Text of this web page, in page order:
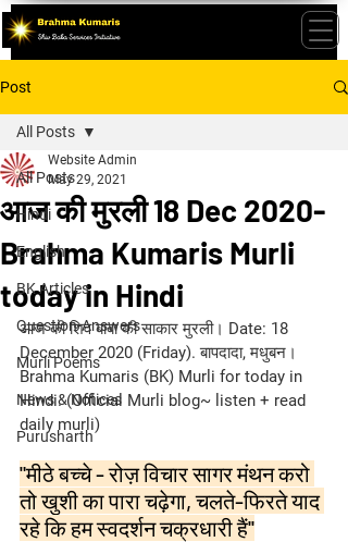
Post
All Posts
Hindi
English
BK Articles
Question-Answers
Murli Poems
News & Notices
Purusharth
All Posts
आज की मुरली 18 Dec 2020-
Brahma Kumaris Murli
today in Hindi
Website Admin
May 29, 2021
आज की शिव बाबा की साकार मुरली। Date: 18
December 2020 (Friday). बापदादा, मधुबन।
Brahma Kumaris (BK) Murli for today in
Hindi. (Official Murli blog~ listen + read
daily murli)
"मीठे बच्चे - रोज़ विचार सागर मंथन करो
तो खुशी का पारा चढ़ेगा, चलते-फिरते याद
रहे कि हम स्वदर्शन चक्रधारी हैं''